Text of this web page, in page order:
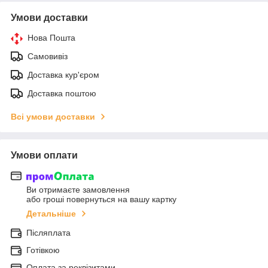
Умови доставки
Нова Пошта
Самовивіз
Доставка кур'єром
Доставка поштою
Всі умови доставки
Умови оплати
Ви отримаєте замовлення
або гроші повернуться на вашу картку
Детальніше
Післяплата
Готівкою